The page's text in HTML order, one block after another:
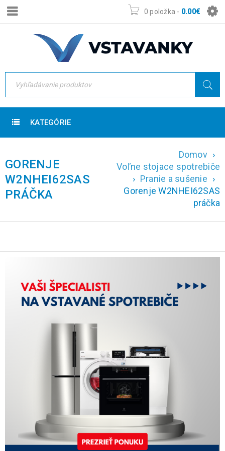
0 položka - 0.00€
KATEGÓRIE
GORENJE
W2NHEI62SAS
PRÁČKA
Domov ›
Voľne stojace spotrebiče
› Pranie a sušenie ›
Gorenje W2NHEI62SAS
práčka